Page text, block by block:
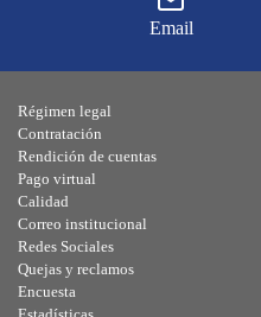
Email
Régimen legal
Contratación
Rendición de cuentas
Pago virtual
Calidad
Correo institucional
Redes Sociales
Quejas y reclamos
Encuesta